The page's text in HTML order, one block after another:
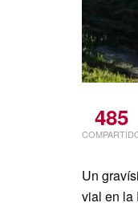
485
Un
vial en la